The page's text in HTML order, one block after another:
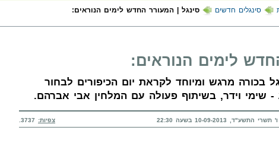
סינגלים חדשים סינגל | המעורר החדש לימים הנוראים:
לימים הנוראים:
בכורה מרגש ומיוחד לקראת יום הכיפורים לבחור
- שימי וידר, בשיתוף פעולה עם המלחין אבי אברהם.
10-09-2013 בשעה 22:30 צפיות: